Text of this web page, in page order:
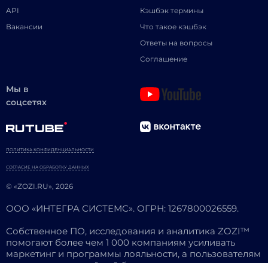
API
Вакансии
Кэшбэк термины
Что такое кэшбэк
Ответы на вопросы
Соглашение
Мы в
соцсетях
© «ZOZI.RU», 2026
ПОЛИТИКА КОНФИДЕНЦИАЛЬНОСТИ
СОГЛАСИЕ НА ОБРАБОТКУ ДАННЫХ
ООО «ИНТЕГРА СИСТЕМС». ОГРН: 1267800026559.
Собственное ПО, исследования и аналитика ZOZI™
помогают более чем 1 000 компаниям усиливать
маркетинг и программы лояльности, а пользователям